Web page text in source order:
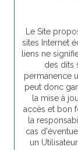
Le Site
sites Internet
liens ne
des dits
permanence
peut donc
la mise à
accès et bon
la
cas
un